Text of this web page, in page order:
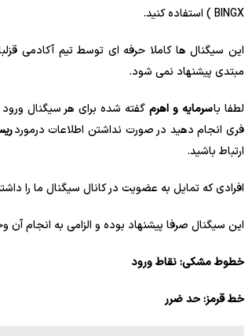
BINGX ) استفاده کنید.
این سیگنال ها کاملا حرفه ای توسط تیم آکادمی
مبتدی پیشنهاد نمی شود.
لطفا باسرمایه و اهرمگفته شده برای هر سیگنال
فری انجام دهید در صورت نداشتن اطلاعات درمورد
ارتباط باشید.
افرادی که تمایل به عضویت در کانال سیگنال ما را
این سیگنال صرفا پیشنهاد بوده و الزامی به
خطوط مشکی: نقاط ورود
خط قرمز: حد ضرر